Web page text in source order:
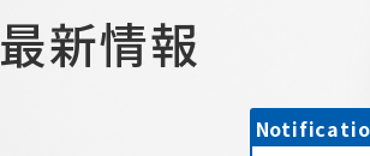
最新情報